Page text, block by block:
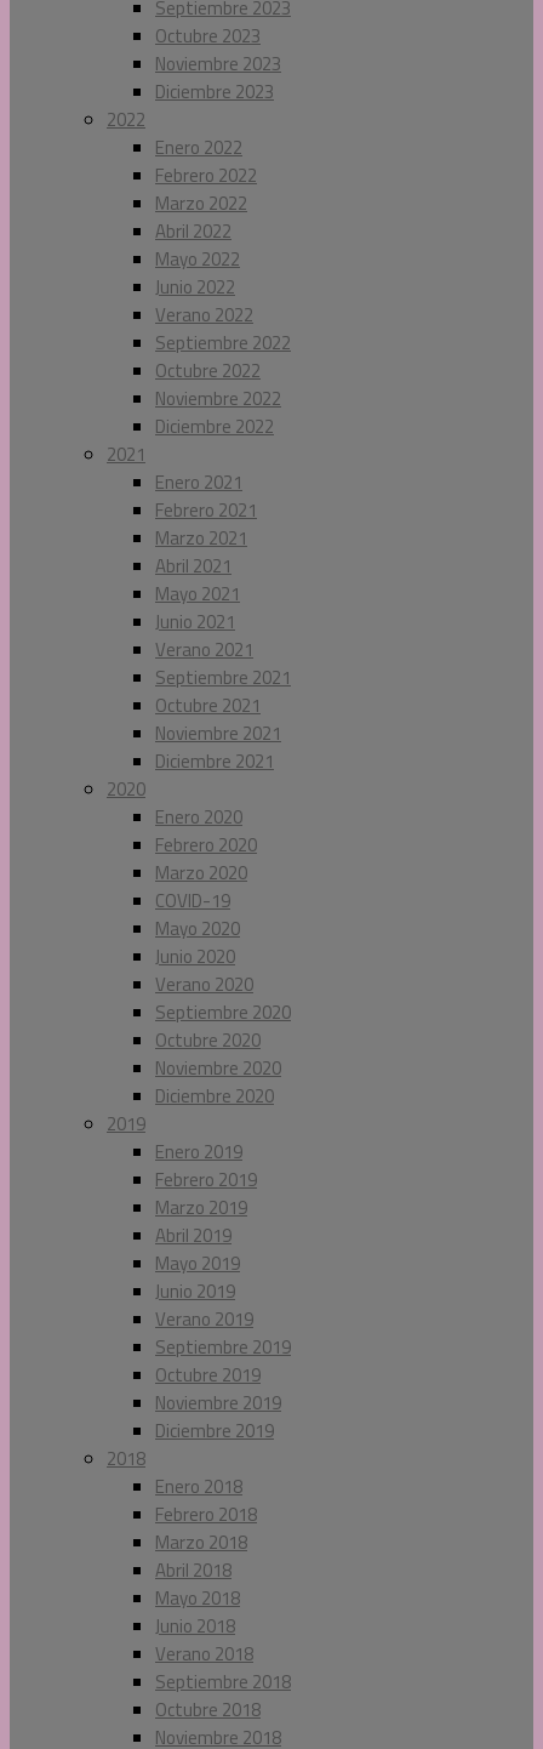
Septiembre 2023
Octubre 2023
Noviembre 2023
Diciembre 2023
2022
Enero 2022
Febrero 2022
Marzo 2022
Abril 2022
Mayo 2022
Junio 2022
Verano 2022
Septiembre 2022
Octubre 2022
Noviembre 2022
Diciembre 2022
2021
Enero 2021
Febrero 2021
Marzo 2021
Abril 2021
Mayo 2021
Junio 2021
Verano 2021
Septiembre 2021
Octubre 2021
Noviembre 2021
Diciembre 2021
2020
Enero 2020
Febrero 2020
Marzo 2020
COVID-19
Mayo 2020
Junio 2020
Verano 2020
Septiembre 2020
Octubre 2020
Noviembre 2020
Diciembre 2020
2019
Enero 2019
Febrero 2019
Marzo 2019
Abril 2019
Mayo 2019
Junio 2019
Verano 2019
Septiembre 2019
Octubre 2019
Noviembre 2019
Diciembre 2019
2018
Enero 2018
Febrero 2018
Marzo 2018
Abril 2018
Mayo 2018
Junio 2018
Verano 2018
Septiembre 2018
Octubre 2018
Noviembre 2018